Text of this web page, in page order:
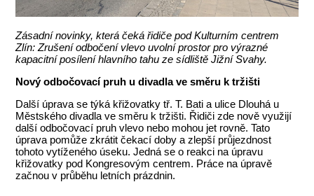
Zásadní novinky, která čeká řidiče pod Kulturním centrem
Zlín: Zrušení odbočení vlevo uvolní prostor pro výrazné
kapacitní posílení hlavního tahu ze sídliště Jižní Svahy.
Nový odbočovací pruh u divadla ve směru k tržišti
Další úprava se týká křižovatky tř. T. Bati a ulice Dlouhá u
Městského divadla ve směru k tržišti. Řidiči zde nově využijí
další odbočovací pruh vlevo nebo mohou jet rovně. Tato
úprava pomůže zkrátit čekací doby a zlepší průjezdnost
tohoto vytíženého úseku. Jedná se o reakci na úpravu
křižovatky pod Kongresovým centrem. Práce na úpravě
začnou v průběhu letních prázdnin.